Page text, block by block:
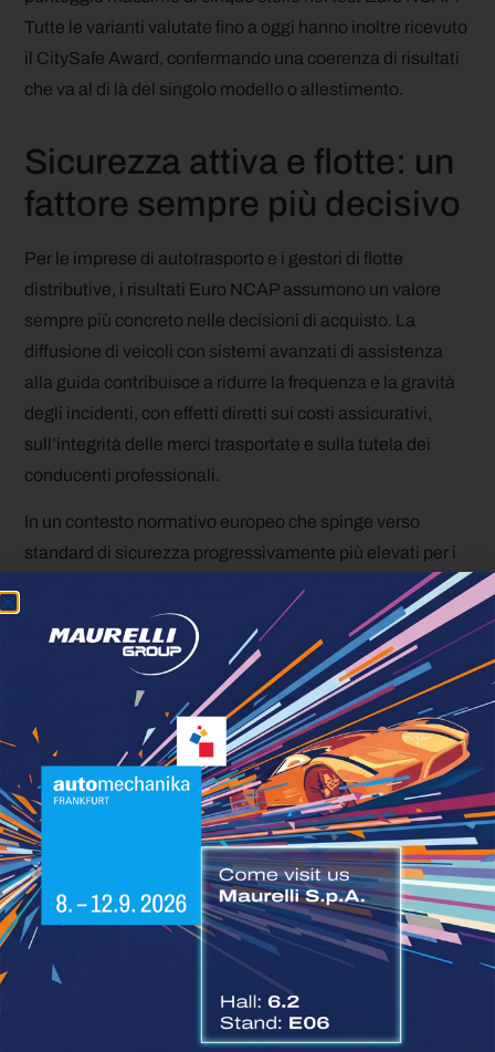
Tutte le varianti valutate fino a oggi hanno inoltre ricevuto
il CitySafe Award, confermando una coerenza di risultati
che va al di là del singolo modello o allestimento.
Sicurezza attiva e flotte: un
fattore sempre più decisivo
Per le imprese di autotrasporto e i gestori di flotte
distributive, i risultati Euro NCAP assumono un valore
sempre più concreto nelle decisioni di acquisto. La
diffusione di veicoli con sistemi avanzati di assistenza
alla guida contribuisce a ridurre la frequenza e la gravità
degli incidenti, con effetti diretti sui costi assicurativi,
sull’integrità delle merci trasportate e sulla tutela dei
conducenti professionali.
In un contesto normativo europeo che spinge verso
standard di sicurezza progressivamente più elevati per i
veicoli commerciali pesanti, il riconoscimento ottenuto
da Mercedes-Benz Trucks rappresenta anche un segnale
industriale: la sicurezza attiva non è più un optional di
fascia alta, ma un requisito strutturale del prodotto,
verificato e certificato da un ente terzo indipendente su
scenari standardizzati e comparabili a livello
internazionale.
Fonte |
Resta sempre aggiornato sulle più recentiNews di
settore
Immagini a scopo illustrativo generate mediante
algoritmi di Intelligenza Artificiale.
Condividi questo articolo: